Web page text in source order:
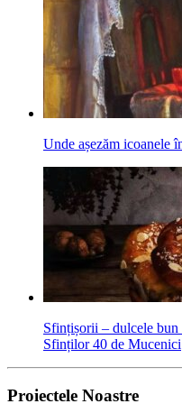
Unde așezăm icoanele
Sfințișorii – dulcele
Sfinților 40 de Mucenici
Proiectele Noastre